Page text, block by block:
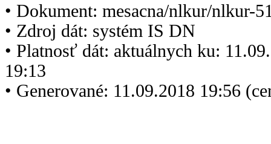
• Dokument: mesacna/nlkur/nlkur-
• Zdroj dát: systém IS DN
• Platnosť dát: aktuálnych ku:
19:13
• Generované: 11.09.2018 19:56